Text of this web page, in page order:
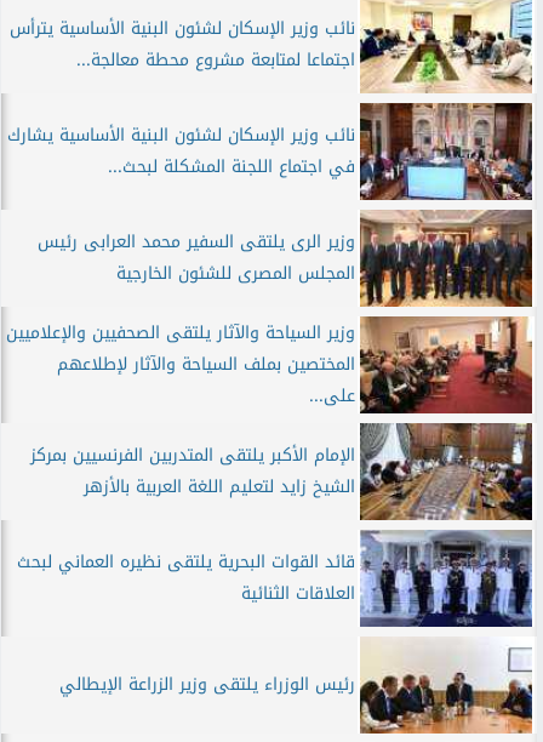
نائب وزير الإسكان لشئون البنية الأساسية يترأس
اجتماعا لمتابعة مشروع محطة معالجة...
نائب وزير الإسكان لشئون البنية الأساسية يشارك
في اجتماع اللجنة المشكلة لبحث...
وزير الرى يلتقى السفير محمد العرابى رئيس
المجلس المصرى للشئون الخارجية
وزير السياحة والآثار يلتقى الصحفيين والإعلاميين
المختصين بملف السياحة والآثار لإطلاعهم
على...
الإمام الأكبر يلتقى المتدربين الفرنسيين بمركز
الشيخ زايد لتعليم اللغة العربية بالأزهر
قائد القوات البحرية يلتقى نظيره العماني لبحث
العلاقات الثنائية
رئيس الوزراء يلتقى وزير الزراعة الإيطالي